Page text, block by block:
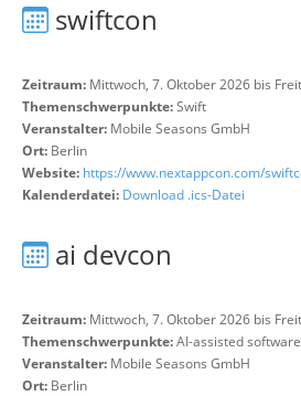
swiftcon
Zeitraum: Mittwoch, 7. Oktober 2026 bis
Themenschwerpunkte:Swift
Veranstalter: Mobile Seasons GmbH
Ort: Berlin
Website: https://www.nextappcon.com/
Kalenderdatei: Download .ics-Datei
ai devcon
Zeitraum: Mittwoch, 7. Oktober 2026 bis
Themenschwerpunkte:AI-assisted
Veranstalter: Mobile Seasons GmbH
Ort: Berlin